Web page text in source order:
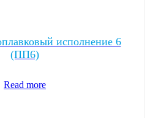
исполнение 6
(ПП6)
Read more